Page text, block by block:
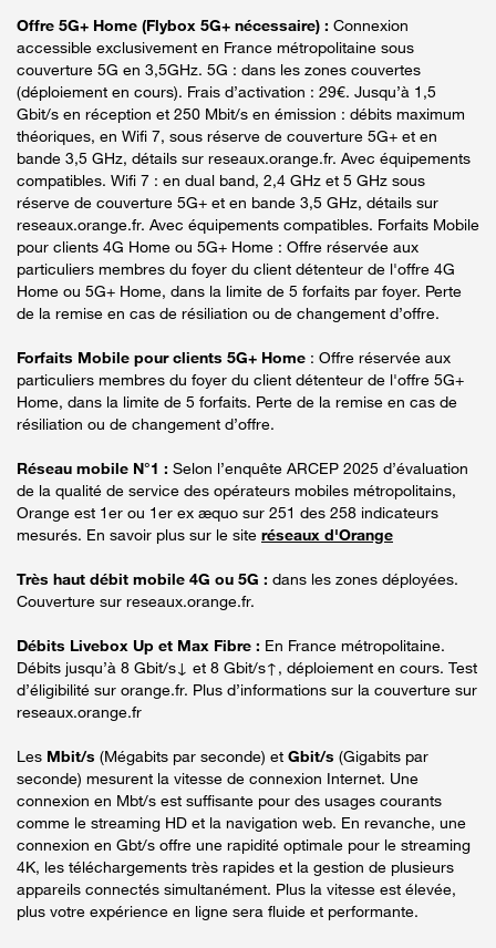
Offre 5G+ Home (Flybox 5G+ nécessaire) : Connexion
accessible exclusivement en France métropolitaine sous
couverture 5G en 3,5GHz. 5G : dans les zones couvertes
(déploiement en cours). Frais d’activation : 29€. Jusqu’à 1,5
Gbit/s en réception et 250 Mbit/s en émission : débits maximum
théoriques, en Wifi 7, sous réserve de couverture 5G+ et en
bande 3,5 GHz, détails sur reseaux.orange.fr. Avec équipements
compatibles. Wifi 7 : en dual band, 2,4 GHz et 5 GHz sous
réserve de couverture 5G+ et en bande 3,5 GHz, détails sur
reseaux.orange.fr. Avec équipements compatibles. Forfaits Mobile
pour clients 4G Home ou 5G+ Home : Offre réservée aux
particuliers membres du foyer du client détenteur de l'offre 4G
Home ou 5G+ Home, dans la limite de 5 forfaits par foyer. Perte
de la remise en cas de résiliation ou de changement d’offre.
Forfaits Mobile pour clients 5G+ Home : Offre réservée aux
particuliers membres du foyer du client détenteur de l'offre 5G+
Home, dans la limite de 5 forfaits. Perte de la remise en cas de
résiliation ou de changement d’offre.
Réseau mobile N°1 : Selon l’enquête ARCEP 2025 d’évaluation
de la qualité de service des opérateurs mobiles métropolitains,
Orange est 1er ou 1er ex æquo sur 251 des 258 indicateurs
mesurés. En savoir plus sur le site réseaux d'Orange
Très haut débit mobile 4G ou 5G : dans les zones déployées.
Couverture sur reseaux.orange.fr.
Débits Livebox Up et Max Fibre : En France métropolitaine.
Débits jusqu’à 8 Gbit/s↓ et 8 Gbit/s↑, déploiement en cours. Test
d’éligibilité sur orange.fr. Plus d’informations sur la couverture sur
reseaux.orange.fr
Les Mbit/s (Mégabits par seconde) et Gbit/s (Gigabits par
seconde) mesurent la vitesse de connexion Internet. Une
connexion en Mbt/s est suffisante pour des usages courants
comme le streaming HD et la navigation web. En revanche, une
connexion en Gbt/s offre une rapidité optimale pour le streaming
4K, les téléchargements très rapides et la gestion de plusieurs
appareils connectés simultanément. Plus la vitesse est élevée,
plus votre expérience en ligne sera fluide et performante.